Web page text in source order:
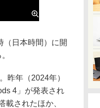
日本時間）に開
昨年（2024年）
4」が発表され
されたほか、